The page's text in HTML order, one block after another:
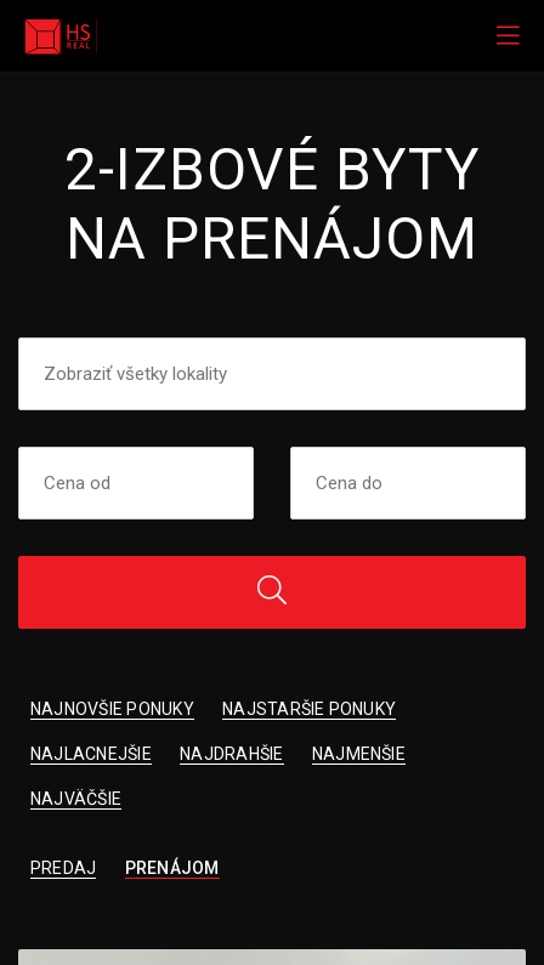
2-IZBOVÉ BYTY
NA PRENÁJOM
NAJNOVŠIE PONUKY NAJSTARŠIE PONUKY
NAJLACNEJŠIE NAJDRAHŠIE NAJMENŠIE
NAJVÄČŠIE
PREDAJ PRENÁJOM